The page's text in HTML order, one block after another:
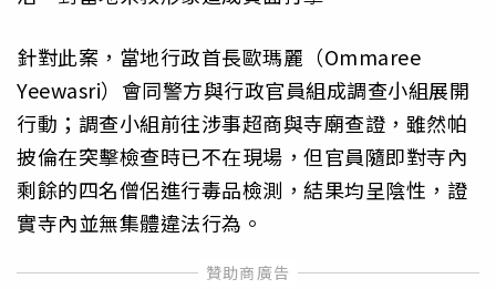
針對此案，當地行政首長歐瑪麗（Ommaree
Yeewasri）會同警方與行政官員組成調查小組展開
行動；調查小組前往涉事超商與寺廟查證，雖然帕
披倫在突擊檢查時已不在現場，但官員隨即對寺內
剩餘的四名僧侶進行毒品檢測，結果均呈陰性，證
實寺內並無集體違法行為。